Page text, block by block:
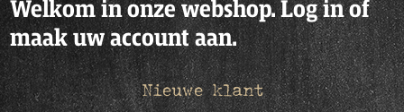
Welkom in onze webshop. Log in of
maak uw account aan.
Nieuwe klant